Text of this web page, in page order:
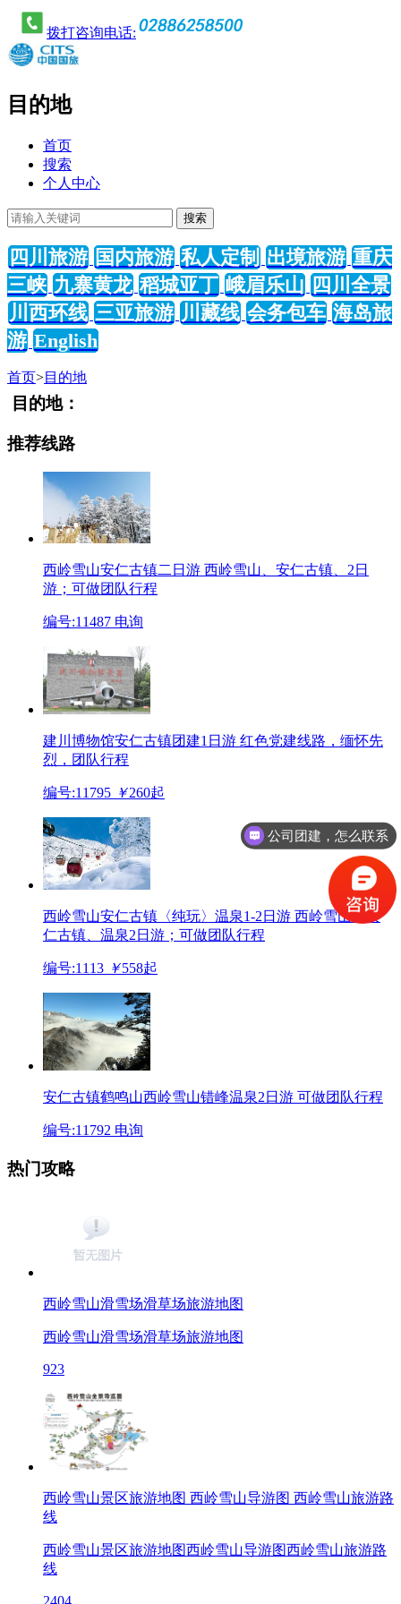
拨打咨询电话:
目的地
首页
搜索
个人中心
四川旅游 国内旅游 私人定制 出境旅游 重庆
三峡 九寨黄龙 稻城亚丁 峨眉乐山 四川全景
川西环线 三亚旅游 川藏线 会务包车 海岛旅
游 English
首页>目的地
目的地：
推荐线路
西岭雪山安仁古镇二日游 西岭雪山、安仁古镇、2日
游；可做团队行程
编号:11487 电询
建川博物馆安仁古镇团建1日游 红色党建线路，缅怀先
烈，团队行程
编号:11795 ￥260起
西岭雪山安仁古镇〈纯玩〉温泉1-2日游 西岭雪山、安
仁古镇、温泉2日游；可做团队行程
编号:1113 ￥558起
安仁古镇鹤鸣山西岭雪山错峰温泉2日游 可做团队行程
编号:11792 电询
热门攻略
西岭雪山滑雪场滑草场旅游地图
西岭雪山滑雪场滑草场旅游地图
923
西岭雪山景区旅游地图 西岭雪山导游图 西岭雪山旅游路
线
西岭雪山景区旅游地图西岭雪山导游图西岭雪山旅游路
线
2404
公司团建，怎么联系